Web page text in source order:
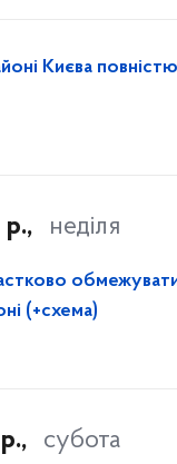
Києва
р., неділя
(+схема)
субота